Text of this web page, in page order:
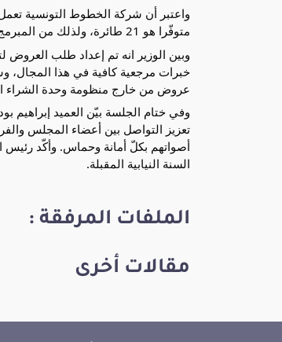
متوفّرا هو 21 طائرة، ولذلك من المبرمج إقتناء 08 طائرات في أفق 2028.
وبين الوزير انه تم إعداد طلب
خبرات مرجعية كافية في هذا المجال،
عروض من خارج منظومة وحدة الشراء
وفي ختام الجلسة بيّن العميد
تعزيز التواصل بين أعضاء المجلس
أصواتهم بكلّ أمانة وحماس. وأكّد رئيس
السنة النيابية المقبلة.
الملفات المرفقة :
مقالات أخرى